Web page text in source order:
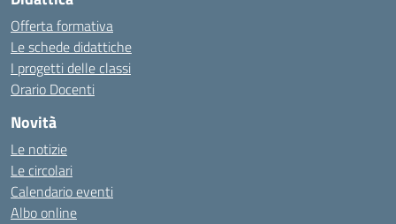
Offerta formativa
Le schede didattiche
I progetti delle classi
Orario Docenti
Novità
Le notizie
Le circolari
Calendario eventi
Albo online